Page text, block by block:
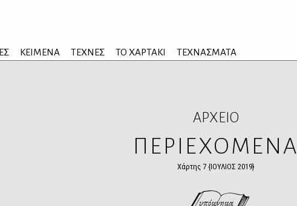
ΚΕΙΜΕΝΑ ΤΕΧΝΕΣ ΤΟ ΧΑΡΤΑΚΙ ΤΕΧΝΑΣΜΑΤΑ
ΑΡΧΕΙΟ
ΠΕΡΙΕΧΟΜΕΝΑ
Χάρτης 7 {ΙΟΥΛΙΟΣ 2019}